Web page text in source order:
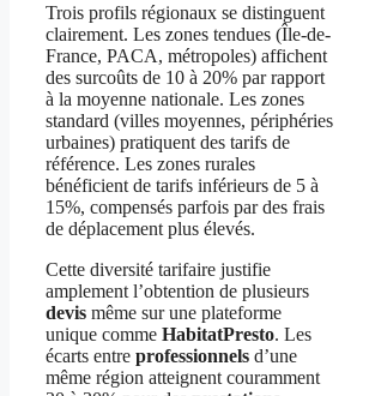
Trois profils régionaux se distinguent
clairement. Les zones tendues (Île-de-
France, PACA, métropoles) affichent
des surcoûts de 10 à 20% par rapport
à la moyenne nationale. Les zones
standard (villes moyennes, périphéries
urbaines) pratiquent des tarifs de
référence. Les zones rurales
bénéficient de tarifs inférieurs de 5 à
15%, compensés parfois par des frais
de déplacement plus élevés.
Cette diversité tarifaire justifie
amplement l’obtention de plusieurs
devis même sur une plateforme
unique comme HabitatPresto. Les
écarts entre professionnels d’une
même région atteignent couramment